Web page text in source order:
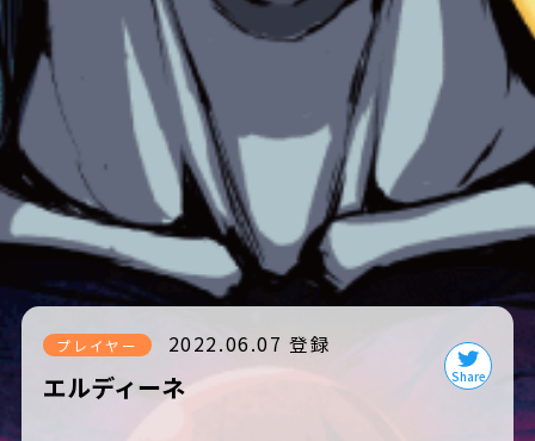
プレイヤー 2022.06.07 登録
エルディーネ